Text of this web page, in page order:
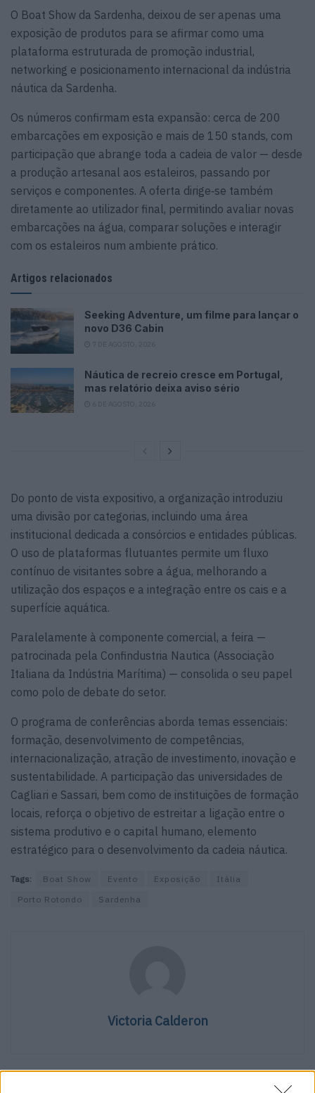
O Boat Show da Sardenha, deixou de ser apenas uma
exposição de produtos para se afirmar como uma
plataforma estruturada de promoção industrial,
networking e posicionamento internacional da indústria
náutica da Sardenha.
Os números confirmam esta expansão: cerca de 200
embarcações em exposição e mais de 150 stands, com
participação que abrange toda a cadeia de valor — desde
a produção artesanal aos estaleiros, passando por
serviços e componentes. A oferta dirige‑se também
diretamente ao utilizador final, permitindo avaliar novas
embarcações na água, comparar soluções e interagir
com os estaleiros num ambiente prático.
Artigos relacionados
Seeking Adventure, um filme para lançar o
novo D36 Cabin
Náutica de recreio cresce em Portugal,
mas relatório deixa aviso sério
Do ponto de vista expositivo, a organização introduziu
uma divisão por categorias, incluindo uma área
institucional dedicada a consórcios e entidades públicas.
O uso de plataformas flutuantes permite um fluxo
contínuo de visitantes sobre a água, melhorando a
utilização dos espaços e a integração entre os cais e a
superfície aquática.
Paralelamente à componente comercial, a feira —
patrocinada pela Confindustria Nautica (Associação
Italiana da Indústria Marítima) — consolida o seu papel
como polo de debate do setor.
O programa de conferências aborda temas essenciais:
formação, desenvolvimento de competências,
internacionalização, atração de investimento, inovação e
sustentabilidade. A participação das universidades de
Cagliari e Sassari, bem como de instituições de formação
locais, reforça o objetivo de estreitar a ligação entre o
sistema produtivo e o capital humano, elemento
estratégico para o desenvolvimento da cadeia náutica.
Tags: Boat Show Evento Exposição
Itália
Porto Rotondo
Sardenha
Victoria Calderon